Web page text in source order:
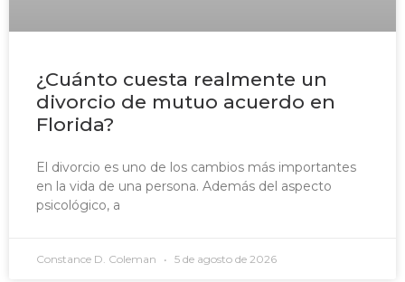
¿Cuánto cuesta realmente un
divorcio de mutuo acuerdo en
Florida?
El divorcio es uno de los cambios más importantes
en la vida de una persona. Además del aspecto
psicológico, a
Constance D. Coleman 5 de agosto de 2026